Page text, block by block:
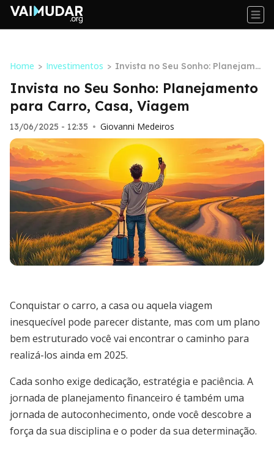
Home > Investimentos > Invista no Seu Sonho: Planejame
nto para Carro, Casa, Viagem
Invista no Seu Sonho: Planejamento
para Carro, Casa, Viagem
13/06/2025 - 12:35 • Giovanni Medeiros
Conquistar o carro, a casa ou aquela viagem
inesquecível pode parecer distante, mas com um plano
bem estruturado você vai encontrar o caminho para
realizá-los ainda em 2025.
Cada sonho exige dedicação, estratégia e paciência. A
jornada de planejamento financeiro é também uma
jornada de autoconhecimento, onde você descobre a
força da sua disciplina e o poder da sua determinação.